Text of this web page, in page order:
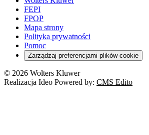
FEPI
FPOP
Mapa strony
Polityka prywatności
Pomoc
Zarządzaj preferencjami plików cookie
© 2026 Wolters Kluwer
Realizacja Ideo Powered by: CMS Edito